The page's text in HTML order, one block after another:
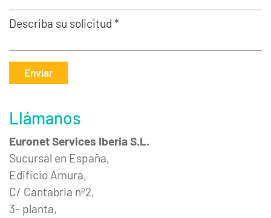
Describa su solicitud *
Enviar
Llámanos
Euronet Services Iberia S.L.
Sucursal en España,
Edificio Amura,
C/ Cantabria nº2,
3- planta,